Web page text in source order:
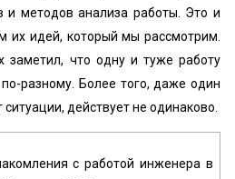
и методов анализа работы. Это и
их идей, который мы рассмотрим.
заметил, что одну и туже работу
разному. Более того, даже один
действует не одинаково.
с работой инженера в